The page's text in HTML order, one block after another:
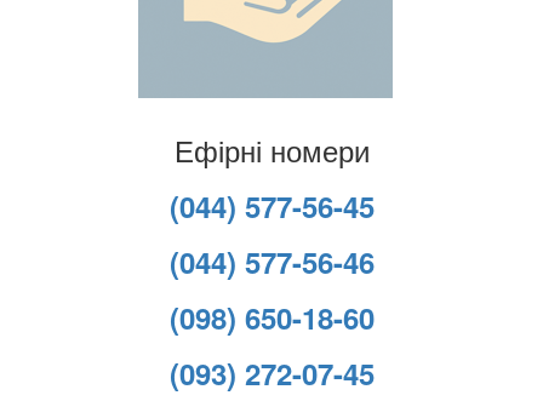
Ефірні номери
(044) 577-56-45
(044) 577-56-46
(098) 650-18-60
(093) 272-07-45